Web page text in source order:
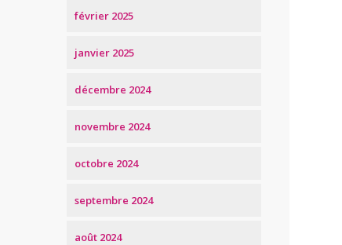
février 2025
janvier 2025
décembre 2024
novembre 2024
octobre 2024
septembre 2024
août 2024